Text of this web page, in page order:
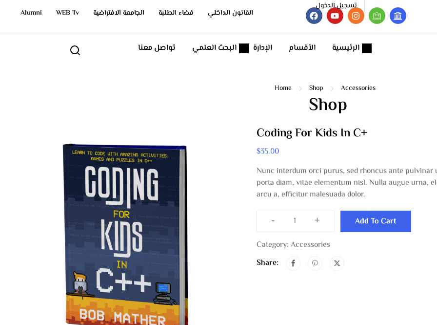
Alumni WEB Tv الجامعة الافتراضية فضاء الطلبة القانون الداخلي
تسجيل الدخول
تواصل معنا البحث العلمي الإدارة الأقسام الرئيسية
Home Shop Accessories
Shop
Coding For Kids In C+
$35.00
Nunc interdum orci purus, sed rhoncus ante pulvinar
porta diam, vitae elementum nisl. Nulla augue urna,
arcu a, efficitur malesuada dolor.
- +
Add To Cart
Category:Accessories
Share: